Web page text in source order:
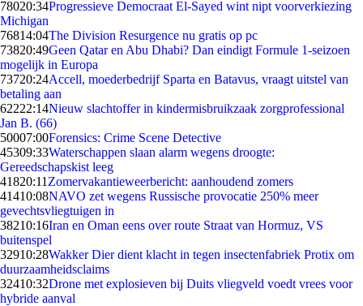
78020:34Progressieve Democraat El-Sayed wint nipt voorverkiezing
Michigan
76814:04The Division Resurgence nu gratis op pc
73820:49Geen Qatar en Abu Dhabi? Dan eindigt Formule 1-seizoen
mogelijk in Europa
73720:24Accell, moederbedrijf Sparta en Batavus, vraagt uitstel van
betaling aan
62222:14Nieuw slachtoffer in kindermisbruikzaak zorgprofessional
Jan B. (66)
50007:00Forensics: Crime Scene Detective
45309:33Waterschappen slaan alarm wegens droogte:
Gereedschapskist leeg
41820:11 Zomervakantieweerbericht: aanhoudend zomers
41410:08NAVO zet wegens Russische provocatie 250% meer
gevechtsvliegtuigen in
38210:16Iran en Oman eens over route Straat van Hormuz, VS
buitenspel
32910:28Wakker Dier dient klacht in tegen insectenfabriek Protix om
duurzaamheidsclaims
32410:32Drone met explosieven bij Duits vliegveld voedt vrees voor
hybride aanval